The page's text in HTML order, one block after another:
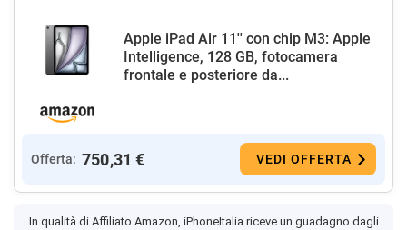
Apple iPad Air 11'' con chip M3: Apple
Intelligence, 128 GB, fotocamera
frontale e posteriore da...
Offerta: 750,31 € VEDI OFFERTA
In qualità di Affiliato Amazon, iPhoneItalia riceve un guadagno dagli